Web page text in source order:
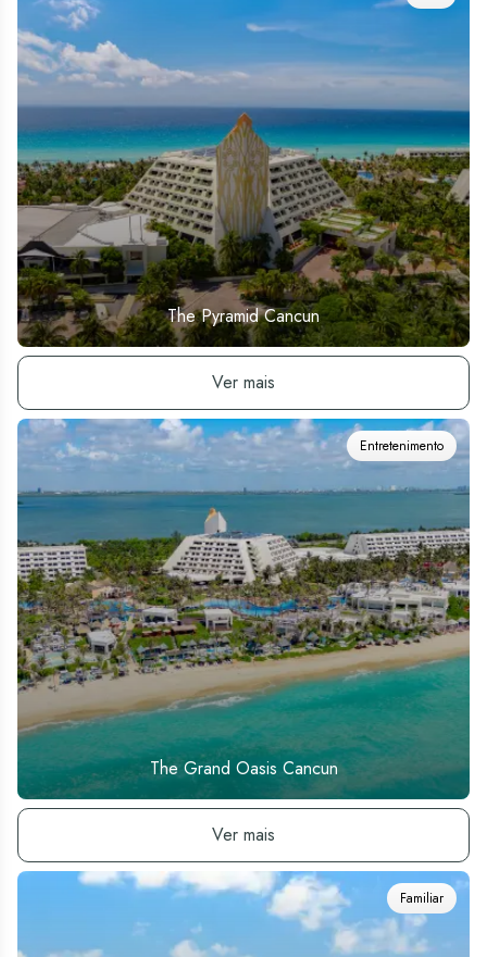
The Pyramid Cancun
Ver hotel
Ver mais
Entretenimento
The Grand Oasis Cancun
Ver hotel
Ver mais
Familiar